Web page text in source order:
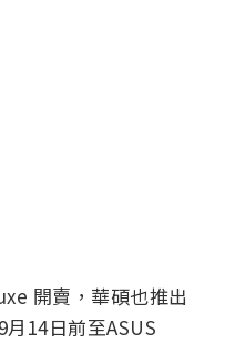
開賣，華碩也推出
月14日前至ASUS